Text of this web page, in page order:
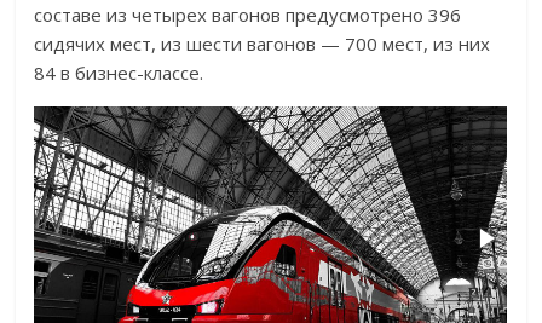
составе из четырех вагонов предусмотрено 396
сидячих мест, из шести вагонов — 700 мест, из них
84 в бизнес-классе.